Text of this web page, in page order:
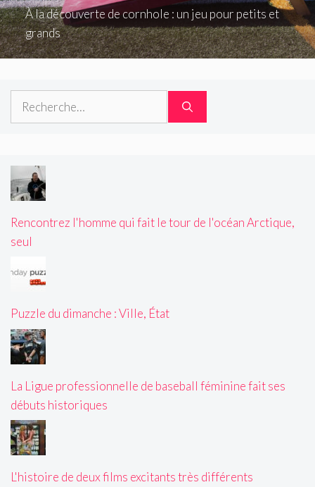
À la découverte de cornhole : un jeu pour petits et
grands
Rechercher :
Rencontrez l'homme qui fait le tour de l'océan Arctique,
seul
Puzzle du dimanche : Ville, État
La Ligue professionnelle de baseball féminine fait ses
débuts historiques
L'histoire de deux films excitants très différents